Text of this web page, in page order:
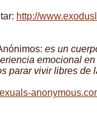
http://
es un
emocional
parar vivir libres de